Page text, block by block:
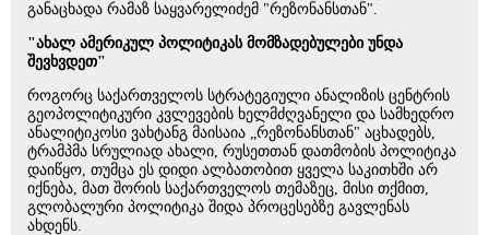
განაცხადა რამაზ საყვარელიძემ "რეზონანსთან".
"ახალ ამერიკულ პოლიტიკას მომზადებულები უნდა
შევხვდეთ"
როგორც საქართველოს სტრატეგიული ანალიზის ცენტრის
გეოპოლიტიკური კვლევების ხელმძღვანელი და სამხედრო
ანალიტიკოსი ვახტანგ მაისაია „რეზონანსთან" აცხადებს,
ტრამპმა სრულიად ახალი, რუსეთთან დათმობის პოლიტიკა
დაიწყო, თუმცა ეს დიდი ალბათობით ყველა საკითხში არ
იქნება, მათ შორის საქართველოს თემაზეც, მისი თქმით,
გლობალური პოლიტიკა შიდა პროცესებზე გავლენას
ახდენს.